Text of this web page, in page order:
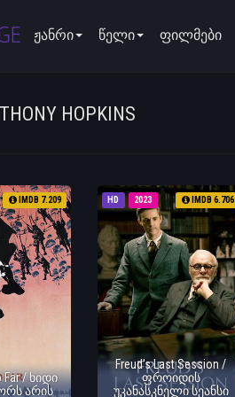
ჟანრი წელი ფილმები
HOPKINS
IMDB 7.209
Far / ხიდი
არის
HD 2023 IMDB 6.706
Freud's Last Session /
ფროიდის
უკანასკნელი სეანსი